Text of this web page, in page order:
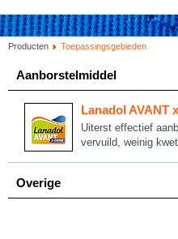
Producten Toepassingsgebieden
Aanborstelmiddel
Lanadol AVANT
Uiterst effectief
vervuild, weinig
Overige